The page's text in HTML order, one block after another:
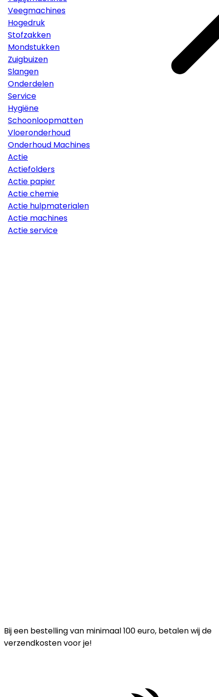
Bij een bestelling van minimaal 100 euro, betalen wij de
verzendkosten voor je!
Veegmachines
Hogedruk
Stofzakken
Mondstukken
Zuigbuizen
Slangen
Onderdelen
Service
Hygiëne
Schoonloopmatten
Vloeronderhoud
Onderhoud Machines
Actie
Actiefolders
Actie papier
Actie chemie
Actie hulpmaterialen
Actie machines
Actie service